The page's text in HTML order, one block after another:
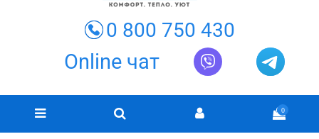
0 800 750 430
Online чат
0